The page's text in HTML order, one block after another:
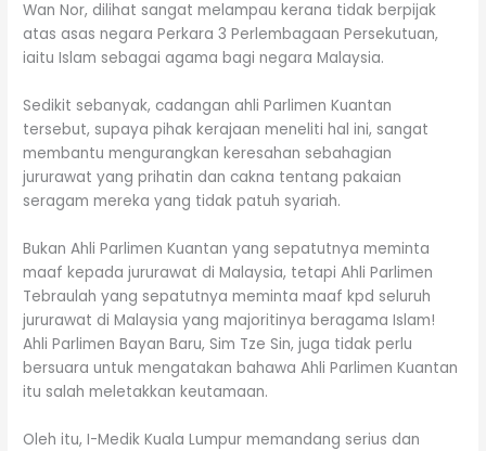
Wan Nor, dilihat sangat melampau kerana tidak berpijak
atas asas negara Perkara 3 Perlembagaan Persekutuan,
iaitu Islam sebagai agama bagi negara Malaysia.
Sedikit sebanyak, cadangan ahli Parlimen Kuantan
tersebut, supaya pihak kerajaan meneliti hal ini, sangat
membantu mengurangkan keresahan sebahagian
jururawat yang prihatin dan cakna tentang pakaian
seragam mereka yang tidak patuh syariah.
Bukan Ahli Parlimen Kuantan yang sepatutnya meminta
maaf kepada jururawat di Malaysia, tetapi Ahli Parlimen
Tebraulah yang sepatutnya meminta maaf kpd seluruh
jururawat di Malaysia yang majoritinya beragama Islam!
Ahli Parlimen Bayan Baru, Sim Tze Sin, juga tidak perlu
bersuara untuk mengatakan bahawa Ahli Parlimen Kuantan
itu salah meletakkan keutamaan.
Oleh itu, I-Medik Kuala Lumpur memandang serius dan